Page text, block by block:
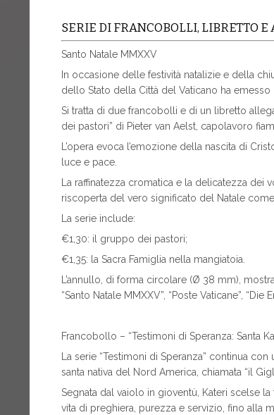
SERIE DI FRANCOBOLLI, LIBRETTO
Santo Natale MMXXV
In occasione delle festività natalizie e della
dello Stato della Città del Vaticano ha
Si tratta di due francobolli e di un libretto
dei pastori” di Pieter van Aelst, capolavoro
L’opera evoca l’emozione della nascita di
luce e pace.
La raffinatezza cromatica e la delicatezza dei
riscoperta del vero significato del Natale
La serie include:
€1,30: il gruppo dei pastori;
€1,35: la Sacra Famiglia nella mangiatoia.
L’annullo, di forma circolare (Ø 38 mm),
“Santo Natale MMXXV”, “Poste Vaticane”, “Die
Francobollo – “Testimoni di Speranza: Santa
La serie “Testimoni di Speranza” continua con
santa nativa del Nord America, chiamata “il
Segnata dal vaiolo in gioventù, Kateri scelse
vita di preghiera, purezza e servizio, fino alla